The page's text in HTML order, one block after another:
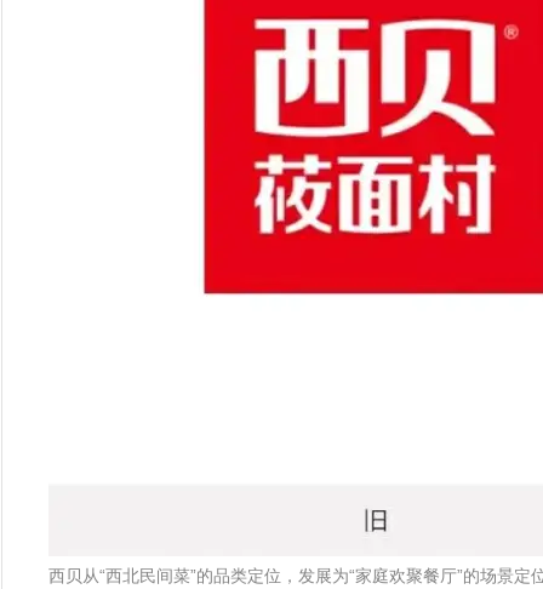
西贝从“西北民间菜”的品类定位，发展为“家庭欢聚餐厅”的场景